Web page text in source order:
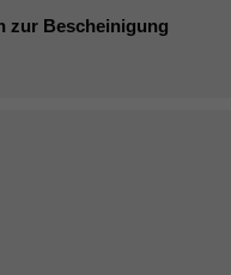
zur Bescheinigung